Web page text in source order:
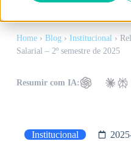
Home› Blog› Institucional›
Salarial – 2º semestre de 2025
Resumir com IA:
Institucional